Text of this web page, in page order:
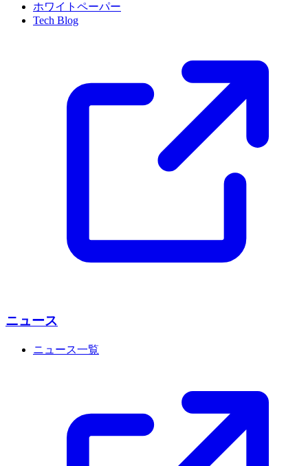
ホワイトペーパー
Tech Blog
ニュース
ニュース一覧